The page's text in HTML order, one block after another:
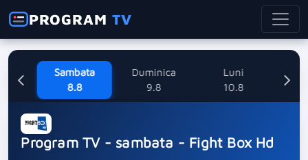
PROGRAMTV
Sambata
8.8
Duminica
9.8
Luni
10.8
Program TV - sambata - Fight Box Hd